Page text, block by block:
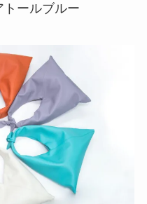
ールブルー